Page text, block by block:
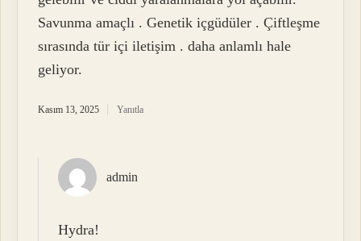
Savunma amaçlı . Genetik içgüdüler . Çiftleşme
sırasında tür içi iletişim . daha anlamlı hale
geliyor.
Kasım 13, 2025 Yanıtla
admin
Hydra!